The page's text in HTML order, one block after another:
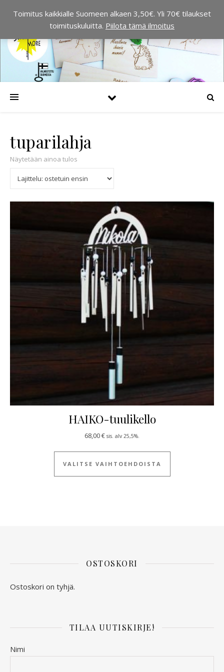
tuparilahja
Näytetään ainoa tulos
HAIKO-tuulikello
68,00€ sis. alv 25,5%.
VALITSE VAIHTOEHDOISTA
Tällä tuotteella
OSTOSKORI
Ostoskori on tyhjä.
TILAA UUTISKIRJE!
Nimi
Toimitus kaikkialle Suomeen alkaen 3,50€. Yli 70€ tilaukset
toimituskuluitta. Piilota tämä ilmoitus